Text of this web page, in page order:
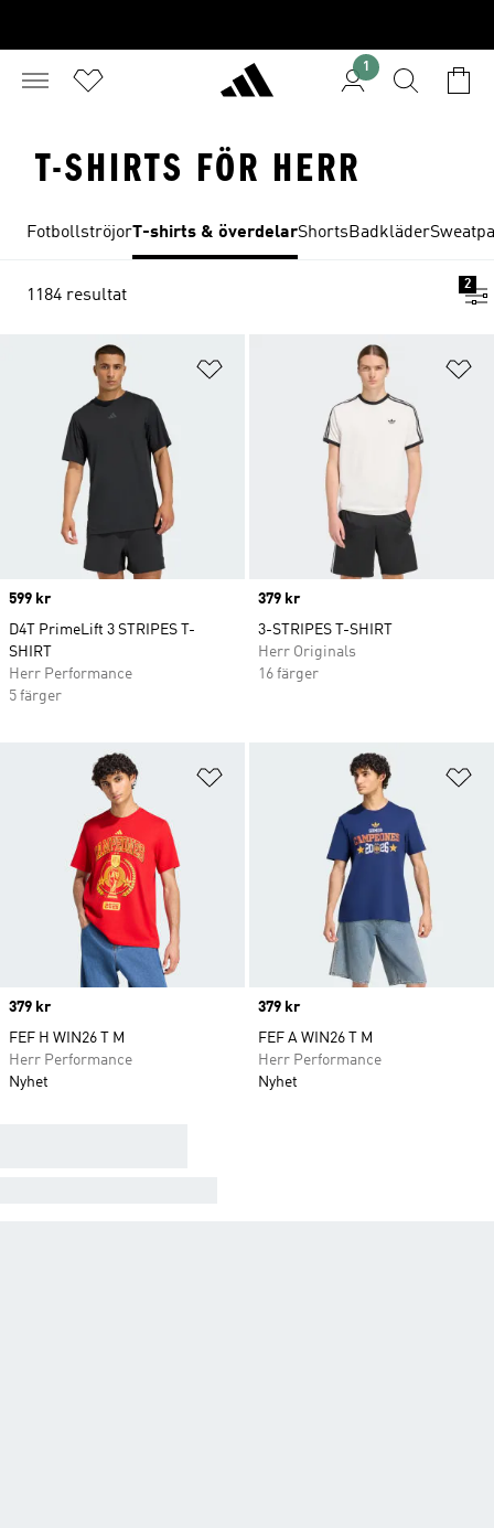
1
T-SHIRTS FÖR HERR
FotbollströjorT-shirts & överdelarShortsBadkläder
1184 resultat
2
Lägg till på önskelistan
Price
599 kr
D4T PrimeLift 3 STRIPES T-
SHIRT
Herr Performance
5 färger
Price
379 kr
3-STRIPES T-SHIRT
Herr Originals
16 färger
Lägg till på önskelistan
Price
379 kr
FEF H WIN26 T M
Herr Performance
Nyhet
Price
379 kr
FEF A WIN26 T M
Herr Performance
Nyhet